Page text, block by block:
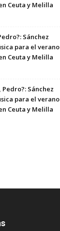
Ceuta y Melilla
Sánchez
para el verano
Ceuta y Melilla
Pedro?: Sánchez
para el verano
Ceuta y Melilla